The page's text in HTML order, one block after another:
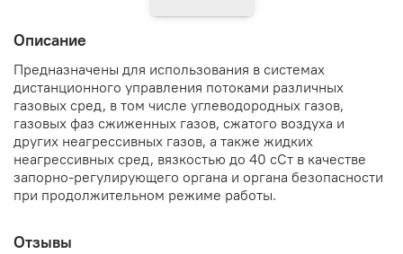
Описание
Предназначены для использования в системах
дистанционного управления потоками различных
газовых сред, в том числе углеводородных газов,
газовых фаз сжиженных газов, сжатого воздуха и
других неагрессивных газов, а также жидких
неагрессивных сред, вязкостью до 40 сСт в качестве
запорно-регулирующего органа и органа безопасности
при продолжительном режиме работы.
Отзывы